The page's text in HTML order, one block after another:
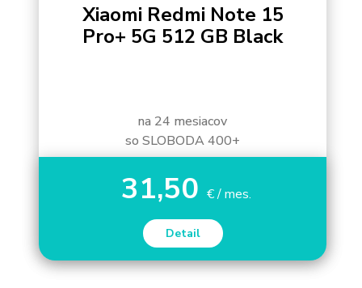
Xiaomi Redmi Note 15
Pro+ 5G 512 GB Black
na 24 mesiacov
so SLOBODA 400+
31,50 € / mes.
Detail